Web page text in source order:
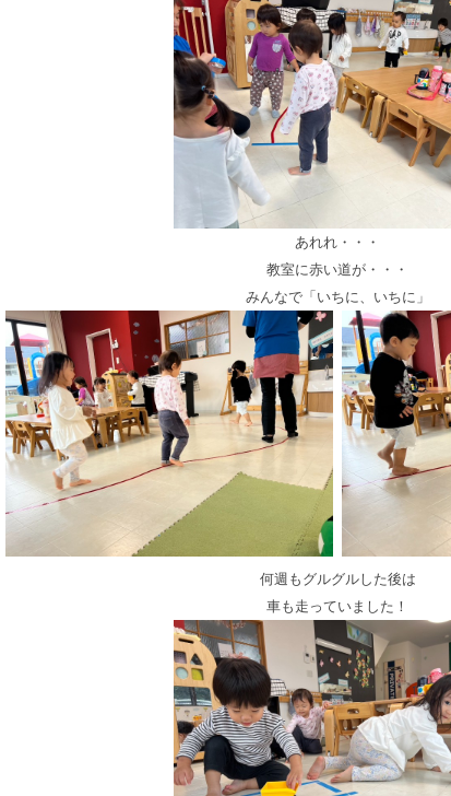
あれれ・・・
教室に赤い道が・・・
みんなで「いちに、いちに 」
何週もグルグルした後は
車も走っていました！